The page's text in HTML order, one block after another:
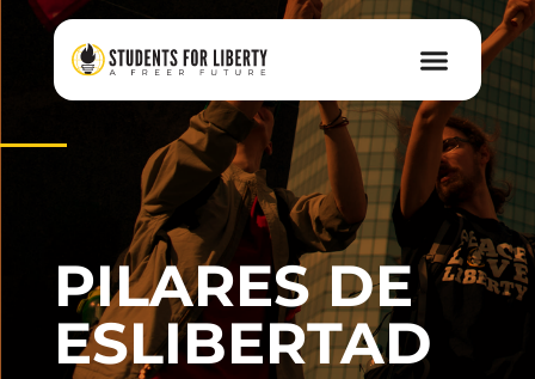
PILARES DE
ESLIBERTAD